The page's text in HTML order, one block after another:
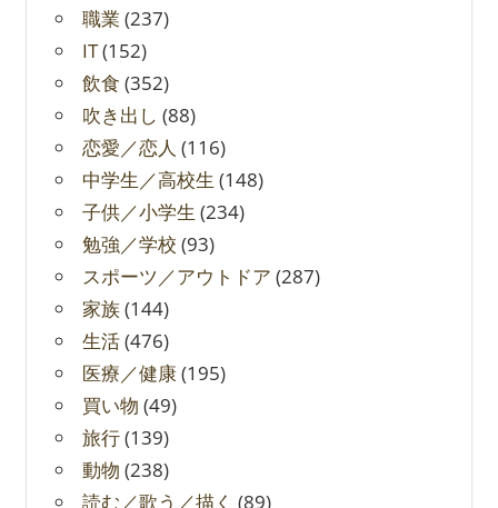
職業 (237)
IT(152)
飲食 (352)
吹き出し (88)
恋愛／恋人 (116)
中学生／高校生 (148)
子供／小学生 (234)
勉強／学校 (93)
スポーツ／アウトドア (287)
家族(144)
生活(476)
医療／健康(195)
買い物 (49)
旅行(139)
動物 (238)
読む／歌う／描く (89)